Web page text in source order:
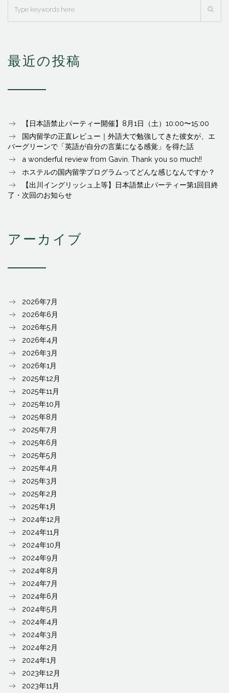
最近の投稿
【日本語禁止パーティー開催】8月1日（土）10:00〜15:00
国内留学の正直レビュー｜外語大で勉強してきた彼女が、エ
バーグリーンで「英語が自分の言葉になる感覚」を得た話
a wonderful review from Gavin. Thank you so much!!
ホステルの国内留学プログラムってどんな感じなんですか？
【出川イングリッシュ上等】日本語禁止パーティー第1回目終
了・次回のお知らせ
アーカイブ
2026年7月
2026年6月
2026年5月
2026年4月
2026年3月
2026年1月
2025年12月
2025年11月
2025年10月
2025年8月
2025年7月
2025年6月
2025年5月
2025年4月
2025年3月
2025年2月
2025年1月
2024年12月
2024年11月
2024年10月
2024年9月
2024年8月
2024年7月
2024年6月
2024年5月
2024年4月
2024年3月
2024年2月
2024年1月
2023年12月
2023年11月